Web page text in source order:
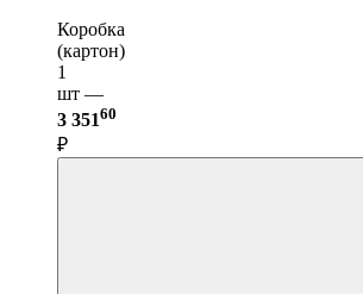
Коробка
(картон)
1
шт —
3 35160
₽